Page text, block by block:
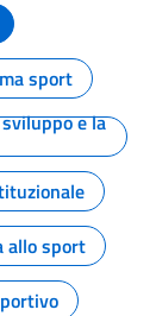
sport
e la
allo sport